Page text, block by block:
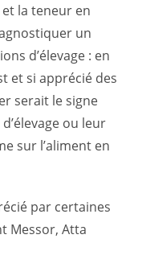
la teneur en
un
d’élevage : en
et si apprécié des
serait le signe
ou leur
sur l’aliment en
par certaines
Messor, Atta